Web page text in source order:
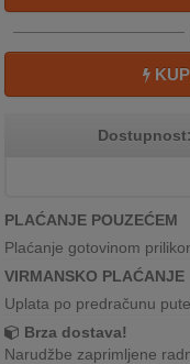
Dostupnost:
PLAĆANJE POUZEĆEM
Plaćanje gotovinom
VIRMANSKO PLAĆANJE
Uplata po predračunu
Brza dostava!
Narudžbe zaprimljene